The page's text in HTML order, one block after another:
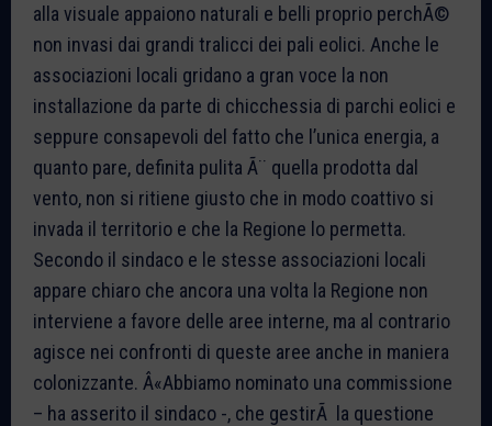
alla visuale appaiono naturali e belli proprio perchÃ©
non invasi dai grandi tralicci dei pali eolici. Anche le
associazioni locali gridano a gran voce la non
installazione da parte di chicchessia di parchi eolici e
seppure consapevoli del fatto che l’unica energia, a
quanto pare, definita pulita Ã¨ quella prodotta dal
vento, non si ritiene giusto che in modo coattivo si
invada il territorio e che la Regione lo permetta.
Secondo il sindaco e le stesse associazioni locali
appare chiaro che ancora una volta la Regione non
interviene a favore delle aree interne, ma al contrario
agisce nei confronti di queste aree anche in maniera
colonizzante. Â«Abbiamo nominato una commissione
– ha asserito il sindaco -, che gestirÃ la questione